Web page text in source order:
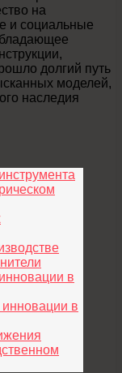
на
и социальные
долгий путь
моделей,
наследия
в
в